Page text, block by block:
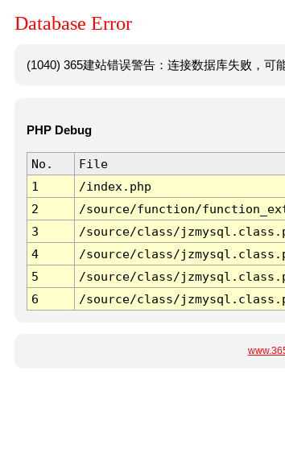
Database Error
(1040) 365建站错误警告：连接数据库失败，可
PHP Debug
No. File
1
/index.php
2
/source/function/
3
/source/class/
4
/source/class/
5
/source/class/
6
/source/class/